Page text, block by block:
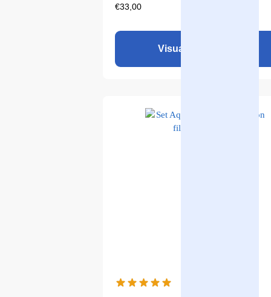
€33,00
Visualizza il prodotto